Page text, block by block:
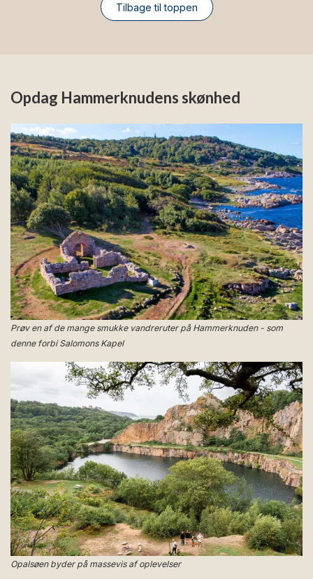
Tilbage til toppen
Opdag Hammerknudens skønhed
Prøv en af de mange smukke vandreruter på Hammerknuden - som
denne forbi Salomons Kapel
Opalsøen byder på massevis af oplevelser